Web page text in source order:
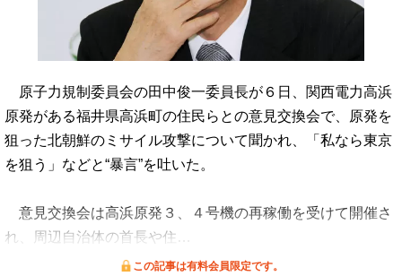
原子力規制委員会の田中俊一委員長が６日、関西電力高浜
原発がある福井県高浜町の住民らとの意見交換会で、原発を
狙った北朝鮮のミサイル攻撃について聞かれ、「私なら東京
を狙う」などと“暴言”を吐いた。
意見交換会は高浜原発３、４号機の再稼働を受けて開催さ
れ、周辺自治体の首長や住…
この記事は有料会員限定です。